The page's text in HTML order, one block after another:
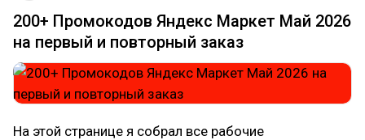
200+ Промокодов Яндекс Маркет Май 2026
на первый и повторный заказ
На этой странице я собрал все рабочие